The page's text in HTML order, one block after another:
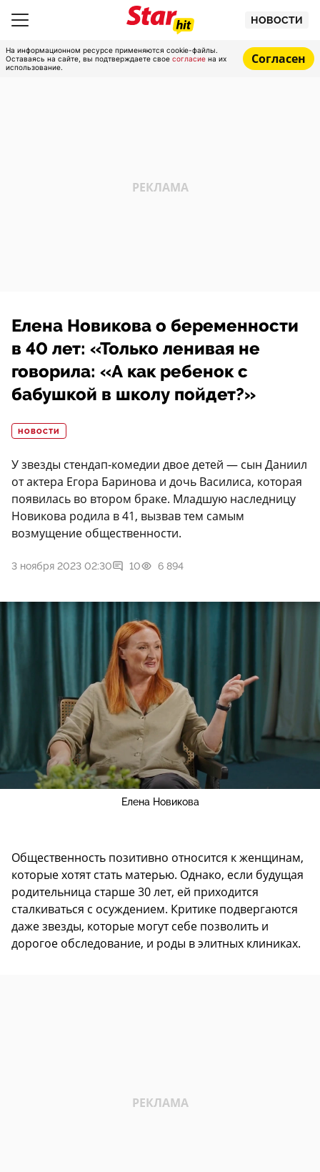
НОВОСТИ
На информационном ресурсе применяются cookie-файлы.
Оставаясь на сайте, вы подтверждаете свое согласие на их
использование.
Согласен
Елена Новикова о беременности
в 40 лет: «Только ленивая не
говорила: «А как ребенок с
бабушкой в школу пойдет?»
НОВОСТИ
У звезды стендап-комедии двое детей — сын Даниил
от актера Егора Баринова и дочь Василиса, которая
появилась во втором браке. Младшую наследницу
Новикова родила в 41, вызвав тем самым
возмущение общественности.
3 ноября 2023 02:30 10 6 894
Елена Новикова
Общественность позитивно относится к женщинам,
которые хотят стать матерью. Однако, если будущая
родительница старше 30 лет, ей приходится
сталкиваться с осуждением. Критике подвергаются
даже звезды, которые могут себе позволить и
дорогое обследование, и роды в элитных клиниках.